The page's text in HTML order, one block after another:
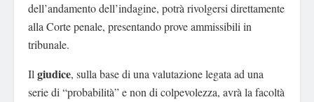
dell’andamento dell’indagine, potrà rivolgersi direttamente
alla Corte penale, presentando prove ammissibili in
tribunale.
Il giudice, sulla base di una valutazione legata ad una
serie di “probabilità” e non di colpevolezza, avrà la facoltà